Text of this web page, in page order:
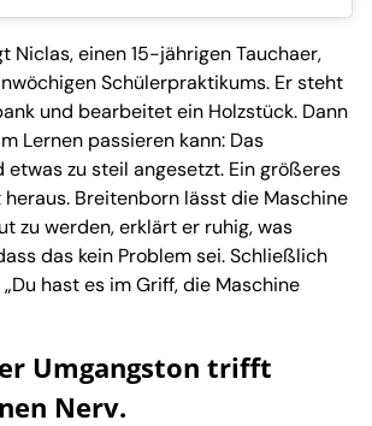
Niclas, einen 15-jährigen Tauchaer,
Schülerpraktikums. Er steht
und bearbeitet ein Holzstück. Dann
Lernen passieren kann: Das
etwas zu steil angesetzt. Ein größeres
Breitenborn lässt die Maschine
zu werden, erklärt er ruhig, was
das kein Problem sei. Schließlich
hast es im Griff, die Maschine
Umgangston trifft
Nerv.